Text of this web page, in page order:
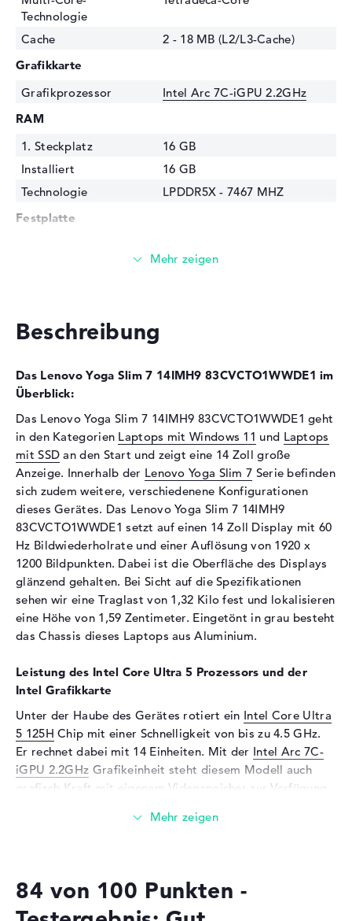
Technologie
Cache
2 - 18 MB (L2/L3-Cache)
Grafikkarte
Grafikprozessor
Intel Arc 7C-iGPU 2.2GHz
RAM
1. Steckplatz
16 GB
Installiert
16 GB
Technologie
LPDDR5X - 7467 MHZ
Festplatte
Laufwerks-Typ
Display-Typ
14" TFT
Max. Auflösung
Auflösungstyp
WUXGA
Bildwiederholrate
60 Hz
Besonderheiten
Display, glänzend, OLED-
Display, HDR, DCI-P3
Audio
Webcam
Sensorauflösung
2 MP
Eingabegeräte
Eingabegeräte
Multi-Touch-Trackpad,
Tastatur
Netzwerk
WLAN
802.11a, 802.11ac, 802.11ax,
802.11b, 802.11g, 802.11n
Bluetooth
5.3
Thunderbolt 4, 1 x
DisplayPort über USB-C
Beschreibung
Das Lenovo Yoga Slim 7 14IMH9 83CVCTO1WWDE1 im
Überblick:
Das Lenovo Yoga Slim 7 14IMH9 83CVCTO1WWDE1 geht
in den Kategorien Laptops mit Windows 11 und Laptops
mit SSD an den Start und zeigt eine 14 Zoll große
Anzeige. Innerhalb der Lenovo Yoga Slim 7 Serie befinden
sich zudem weitere, verschiedenene Konfigurationen
dieses Gerätes. Das Lenovo Yoga Slim 7 14IMH9
83CVCTO1WWDE1 setzt auf einen 14 Zoll Display mit 60
Hz Bildwiederholrate und einer Auflösung von 1920 x
1200 Bildpunkten. Dabei ist die Oberfläche des Displays
glänzend gehalten. Bei Sicht auf die Spezifikationen
sehen wir eine Traglast von 1,32 Kilo fest und lokalisieren
eine Höhe von 1,59 Zentimeter. Eingetönt in grau besteht
das Chassis dieses Laptops aus Aluminium.
Leistung des Intel Core Ultra 5 Prozessors und der
Intel Grafikkarte
Unter der Haube des Gerätes rotiert ein Intel Core Ultra
5 125H Chip mit einer Schnelligkeit von bis zu 4.5 GHz.
Er rechnet dabei mit 14 Einheiten. Mit der Intel Arc 7C-
iGPU 2.2GHz Grafikeinheit steht diesem Modell auch
grafisch Kraft mit eigenem Videospeicher zur Verfügung.
Wieviel Speicher hat das Lenovo Yoga Slim 7 14IMH9
mit der bekannten LPDDR5X (7467 MHZ) Generation.
84 von 100 Punkten -